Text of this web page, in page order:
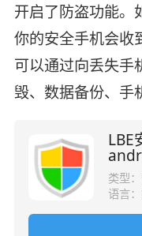
开启了防盗功能。
你的安全手机会收
可以通过向丢失手
毁、数据备份、手
LBE
类型：
语言：